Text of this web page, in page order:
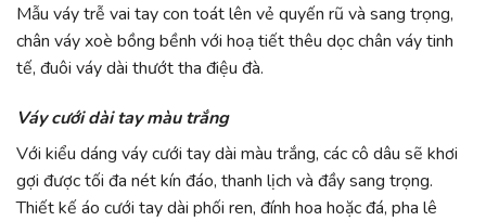
Mẫu váy trễ vai tay con toát lên vẻ quyến rũ và sang trọng,
chân váy xoè bồng bềnh với hoạ tiết thêu dọc chân váy tinh
tế, đuôi váy dài thướt tha điệu đà.
Váy cưới dài tay màu trắng
Với kiểu dáng váy cưới tay dài màu trắng, các cô dâu sẽ khơi
gợi được tối đa nét kín đáo, thanh lịch và đầy sang trọng.
Thiết kế áo cưới tay dài phối ren, đính hoa hoặc đá, pha lê